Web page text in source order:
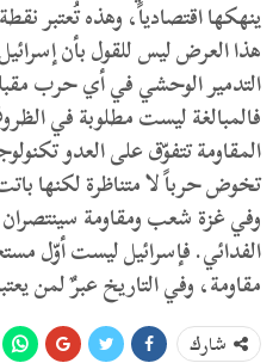
ينهكها اقتصادياً، وهذه تُعتبر
هذا العرض ليس للقول بأن
التدمير الوحشي في أي حرب
فالمبالغة ليست مطلوبة في
المقاومة تتفوّق على العدو
تخوض حرباً لا متناظرة لكنها
وفي غزة شعب ومقاومة سينتصران
الفدائي. فإسرائيل ليست أوّل
مقاومة، وفي التاريخ عبرٌ لمن
شارك